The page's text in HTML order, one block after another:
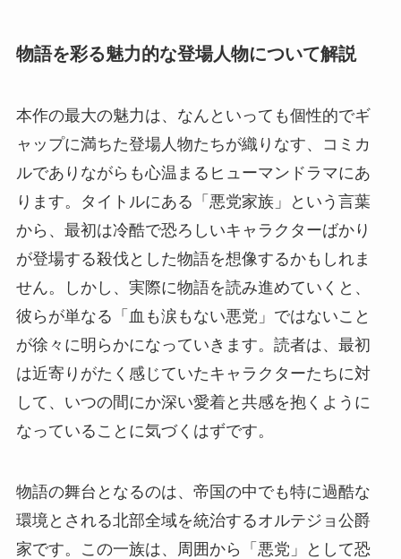
物語を彩る魅力的な登場人物について解説
本作の最大の魅力は、なんといっても個性的でギ
ャップに満ちた登場人物たちが織りなす、コミカ
ルでありながらも心温まるヒューマンドラマにあ
ります。タイトルにある「悪党家族」という言葉
から、最初は冷酷で恐ろしいキャラクターばかり
が登場する殺伐とした物語を想像するかもしれま
せん。しかし、実際に物語を読み進めていくと、
彼らが単なる「血も涙もない悪党」ではないこと
が徐々に明らかになっていきます。読者は、最初
は近寄りがたく感じていたキャラクターたちに対
して、いつの間にか深い愛着と共感を抱くように
なっていることに気づくはずです。
物語の舞台となるのは、帝国の中でも特に過酷な
環境とされる北部全域を統治するオルテジョ公爵
家です。この一族は、周囲から「悪党」として恐